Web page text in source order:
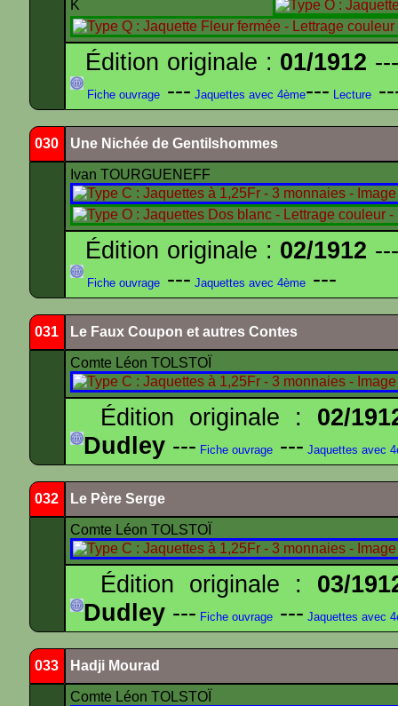
K
Édition originale : 01/1912
Fiche ouvrage --- Jaquettes avec 4ème--- Lecture
030 Une Nichée de Gentilshommes
Ivan TOURGUENEFF
Édition originale : 02/1912
Fiche ouvrage --- Jaquettes avec 4ème ---
031 Le Faux Coupon et autres Contes
Comte Léon TOLSTOÏ
Édition originale : 02/
Dudley --- Fiche ouvrage --- Jaquettes avec
032 Le Père Serge
Comte Léon TOLSTOÏ
Édition originale : 03/
Dudley --- Fiche ouvrage --- Jaquettes avec
033 Hadji Mourad
Comte Léon TOLSTOÏ